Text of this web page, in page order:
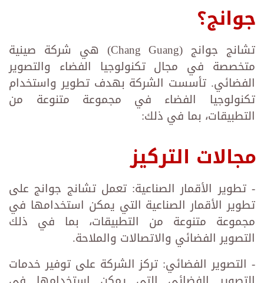
جوانج؟
تشانج جوانج (Chang Guang) هي شركة صينية
متخصصة في مجال تكنولوجيا الفضاء والتصوير
الفضائي. تأسست الشركة بهدف تطوير واستخدام
تكنولوجيا الفضاء في مجموعة متنوعة من
التطبيقات، بما في ذلك:
مجالات التركيز
- تطوير الأقمار الصناعية: تعمل تشانج جوانج على
تطوير الأقمار الصناعية التي يمكن استخدامها في
مجموعة متنوعة من التطبيقات، بما في ذلك
التصوير الفضائي والاتصالات والملاحة.
- التصوير الفضائي: تركز الشركة على توفير خدمات